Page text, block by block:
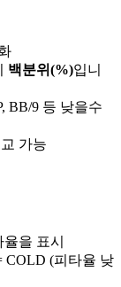
백분위(%)입니
BB/9 등 낮을수
가능
을 표시
COLD (피타율 낮